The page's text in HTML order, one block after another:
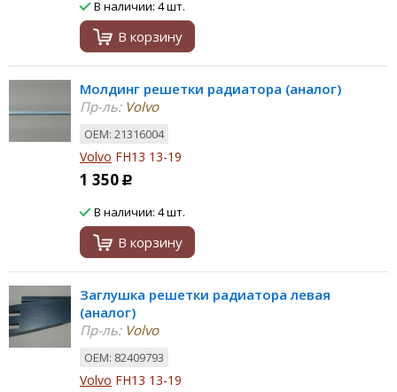
В наличии: 4 шт.
В корзину
Молдинг решетки радиатора (аналог)
Пр-ль:Volvo
ОЕМ: 21316004
Volvo FH13 13-19
1 350 Р
В наличии: 4 шт.
В корзину
Заглушка решетки радиатора левая
(аналог)
Пр-ль:Volvo
ОЕМ: 82409793
Volvo FH13 13-19